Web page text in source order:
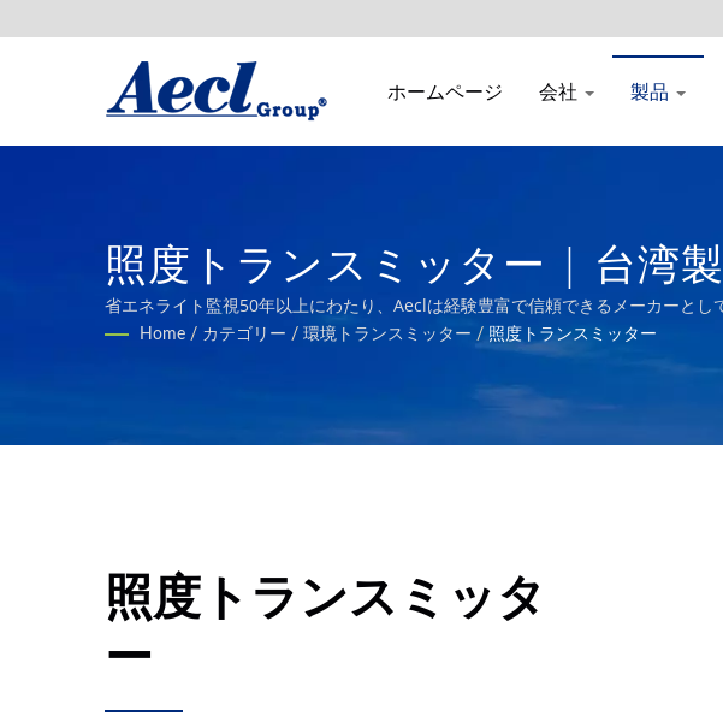
ホームページ 会社 製品
照度トランスミッター | 台湾
質トランスミッター製造業者 |
省エネライト監視50年以上にわたり、Aeclは経験豊富で信頼できるメーカーと
てきました。
Home / カテゴリー / 環境トランスミッター / 照度トランスミッター
照度トランスミッタ
ー